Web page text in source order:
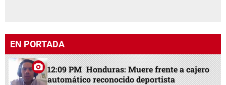
EN PORTADA
12:09 PM Honduras: Muere frente a cajero
automático reconocido deportista